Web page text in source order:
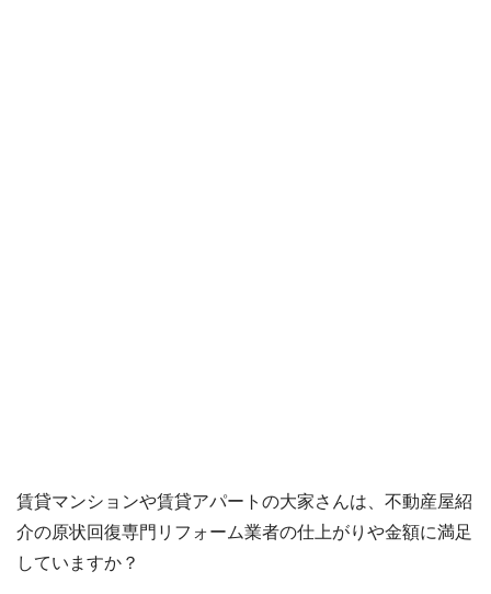
賃貸マンションや賃貸アパートの大家さんは、不動産屋紹
介の原状回復専門リフォーム業者の仕上がりや金額に満足
していますか？